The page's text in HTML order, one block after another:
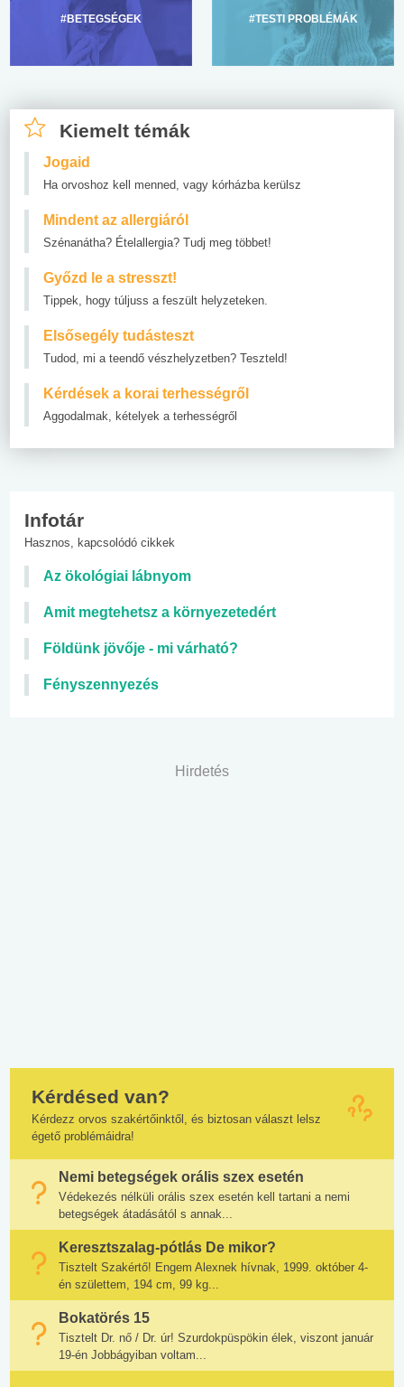
#BETEGSÉGEK #TESTI PROBLÉMÁK
Kiemelt témák
Jogaid
Ha orvoshoz kell menned, vagy kórházba kerülsz
Mindent az allergiáról
Szénanátha? Ételallergia? Tudj meg többet!
Győzd le a stresszt!
Tippek, hogy túljuss a feszült helyzeteken.
Elsősegély tudásteszt
Tudod, mi a teendő vészhelyzetben? Teszteld!
Kérdések a korai terhességről
Aggodalmak, kételyek a terhességről
Infotár
Hasznos, kapcsolódó cikkek
Az ökológiai lábnyom
Amit megtehetsz a környezetedért
Földünk jövője - mi várható?
Fényszennyezés
Hirdetés
Kérdésed van?
Kérdezz orvos szakértőinktől, és biztosan választ lelsz
égető problémáidra!
Nemi betegségek orális szex esetén
Védekezés nélküli orális szex esetén kell tartani a nemi
betegségek átadásától s annak...
Keresztszalag-pótlás De mikor?
Tisztelt Szakértő! Engem Alexnek hívnak, 1999. október 4-
én születtem, 194 cm, 99 kg...
Bokatörés 15
Tisztelt Dr. nő / Dr. úr! Szurdokpüspökin élek, viszont január
19-én Jobbágyiban voltam...